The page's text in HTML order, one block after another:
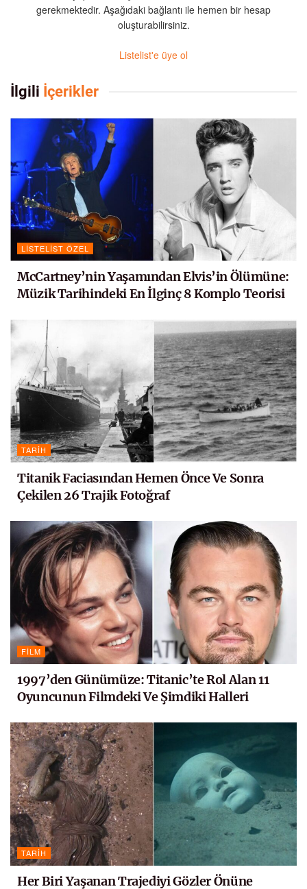
gerekmektedir. Aşağıdaki bağlantı ile hemen bir hesap
oluşturabilirsiniz.
Listelist'e üye ol
İlgili İçerikler
LISTELIST ÖZEL
McCartney’nin Yaşamından Elvis’in Ölümüne:
Müzik Tarihindeki En İlginç 8 Komplo Teorisi
TARIH
Titanik Faciasından Hemen Önce Ve Sonra
Çekilen 26 Trajik Fotoğraf
FILM
1997’den Günümüze: Titanic’te Rol Alan 11
Oyuncunun Filmdeki Ve Şimdiki Halleri
TARIH
Her Biri Yaşanan Trajediyi Gözler Önüne